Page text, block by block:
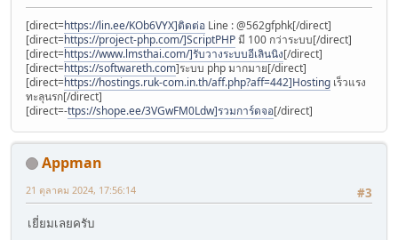
[direct=https://lin.ee/KOb6VYX]ติดต่อ Line : @562gfphk[/direct]
[direct=https://project-php.com/]ScriptPHPมี 100 กว่าระบบ[/direct]
[direct=https://www.lmsthai.com/]รับวางระบบอีเลินนิง[/direct]
[direct=https://softwareth.com]ระบบ php มากมาย[/direct]
[direct=https://hostings.ruk-com.in.th/aff.php?aff=442]Hosting เร็วแรง
ทะลุนรก[/direct]
[direct=-ttps://shope.ee/3VGwFM0Ldw]รวมการ์ดจอ[/direct]
Appman
#3
21 ตุลาคม 2024, 17:56:14
เยี่ยมเลยครับ